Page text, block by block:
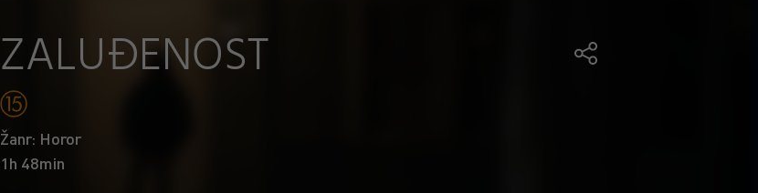
ZALUĐENOST
Žanr: Horor
1h 48min